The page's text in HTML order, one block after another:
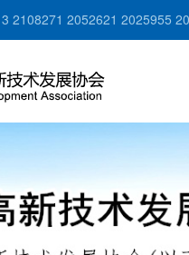
2108271 2052621 2025955